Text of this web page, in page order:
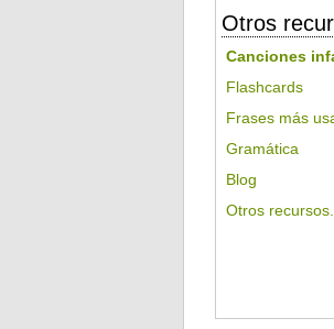
Otros
Canciones
Flashcards
Frases más
Gramática
Blog
Otros recursos...